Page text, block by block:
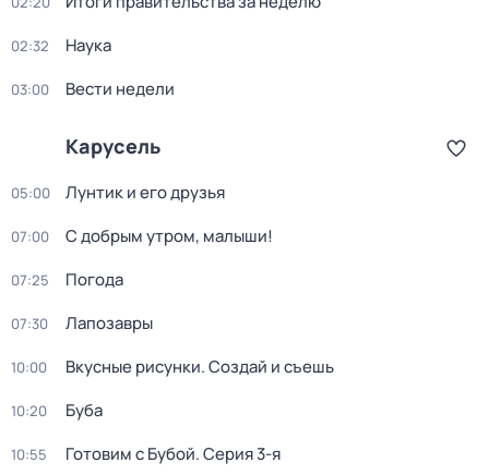
02:32 Наука
03:00 Вести недели
Карусель
05:00 Лунтик и его друзья
07:00 С добрым утром, малыши!
07:25 Погода
07:30 Лапозавры
10:00 Вкусные рисунки. Создай и съешь
10:20 Буба
10:55 Готовим с Бубой. Серия 3-я